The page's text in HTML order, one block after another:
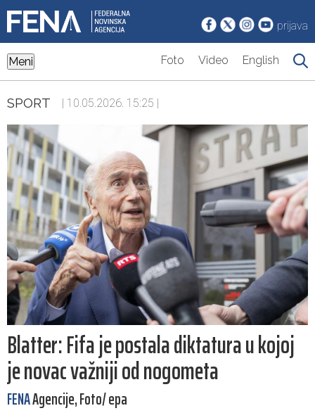
prijava
Meni Foto Video English
SPORT | 10.05.2026. 15:25 |
Blatter: Fifa je postala diktatura u kojoj
je novac važniji od nogometa
FENAAgencije, Foto/ epa